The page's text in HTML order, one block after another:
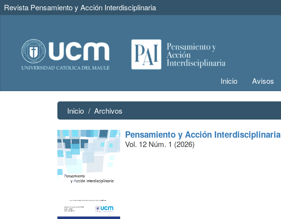
Revista Pensamiento y Acción Interdisciplinaria
Contenido
principal
Barra
lateral
Inicio Avisos
Inicio Archivos
Pensamiento y Acción Interdisciplinaria
Vol. 12 Núm. 1 (2026)